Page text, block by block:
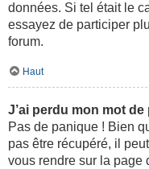
données. Si tel était le
essayez de participer
forum.
Haut
J’ai perdu mon mot de
Pas de panique ! Bien
pas être récupéré, il
vous rendre sur la page